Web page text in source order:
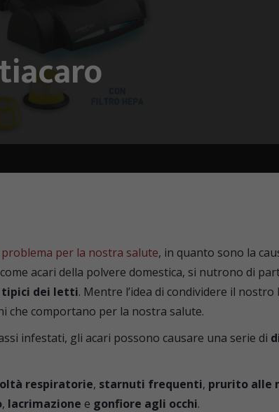
Collection
alberghiere
Dorsal
LeComfort
Stilfar
TWILS
Tréca Paris
per la nostra salute, in quanto sono la
acari della polvere domestica, si nutrono di
tipici dei letti. Mentre l’idea di condividere il
che comportano per la nostra salute.
infestati, gli acari possono causare una serie di
respiratorie, starnuti frequenti, prurito alle
, lacrimazione e gonfiore agli occhi.